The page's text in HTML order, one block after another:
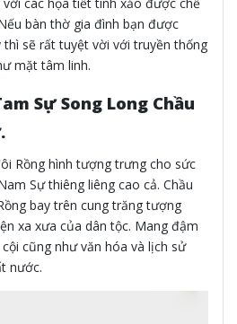
các họa tiết tinh xảo được chế
bàn thờ gia đình bạn được
sẽ rất tuyệt vời với truyền thống
mặt tâm linh.
Sự Song Long Chầu
Rồng hình tượng trưng cho sức
Sự thiêng liêng cao cả. Chầu
bay trên cung trăng tượng
xa xưa của dân tộc. Mang đậm
cũng như văn hóa và lịch sử
nước.